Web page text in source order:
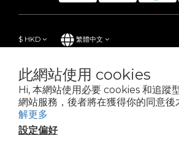
此網站使用 cookies
Hi, 本網站使用必要 cookies 和追蹤
網站服務，後者將在獲得你的同意後
解更多
設定偏好
$ HKD 繁體中文
Powered by SHOPLINE